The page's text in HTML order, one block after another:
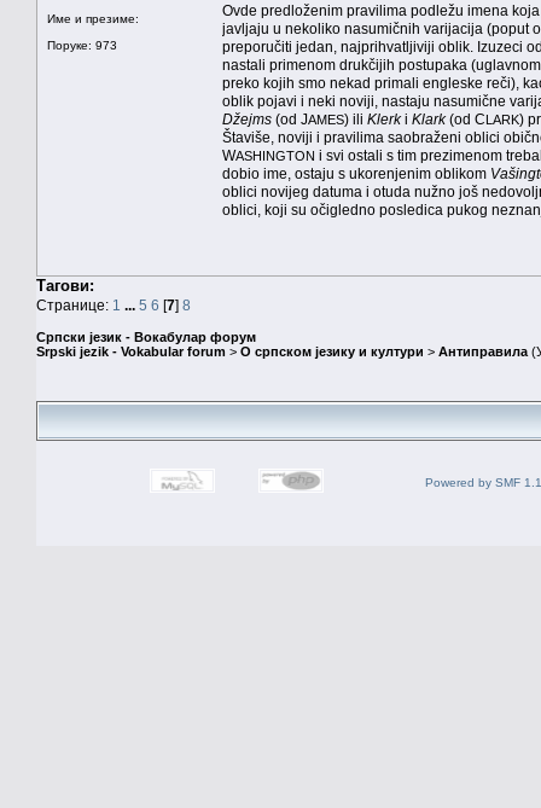
Име и презиме:
Поруке: 973
Ovde predloženim pravilima podležu imena
javljaju u nekoliko nasumičnih varijacija (poput
preporučiti jedan, najprihvatljiviji oblik. Izuzeci
nastali primenom drukčijih postupaka
preko kojih smo nekad primali engleske reči),
oblik pojavi i neki noviji, nastaju nasumične
Džejms (od JAMES) ili Klerki Klark(od CLARK)
Štaviše, noviji i pravilima saobraženi oblici
WASHINGTON i svi ostali s tim prezimenom
dobio ime, ostaju s ukorenjenim oblikom
oblici novijeg datuma i otuda nužno još
oblici, koji su očigledno posledica pukog
Тагови:
Странице: 1 ... 5 6 [7] 8
Српски језик - Вокабулар форум
Srpski jezik - Vokabular forum > О српском језику и култури > Антиправила
Powered by SMF